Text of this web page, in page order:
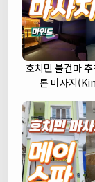
호치민 불건마
톤 마사지